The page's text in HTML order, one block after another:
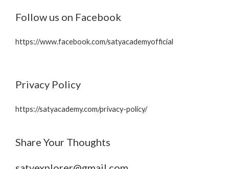
Follow us on Facebook
https://www.facebook.com/satyacademyofficial
Privacy Policy
https://satyacademy.com/privacy-policy/
Share Your Thoughts